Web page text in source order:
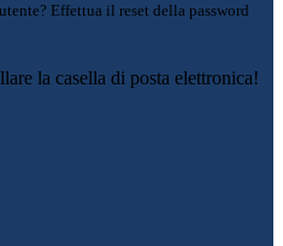
Effettua il reset della password
la casella di posta elettronica!